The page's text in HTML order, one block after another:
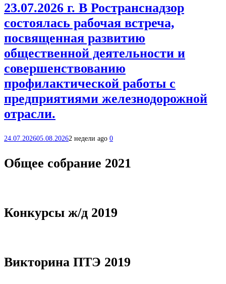
23.07.2026 г. В Ространснадзор
состоялась рабочая встреча,
посвященная развитию
общественной деятельности и
совершенствованию
профилактической работы с
предприятиями железнодорожной
отрасли.
24.07.202605.08.20262 недели ago 0
Общее собрание 2021
Конкурсы ж/д 2019
Викторина ПТЭ 2019